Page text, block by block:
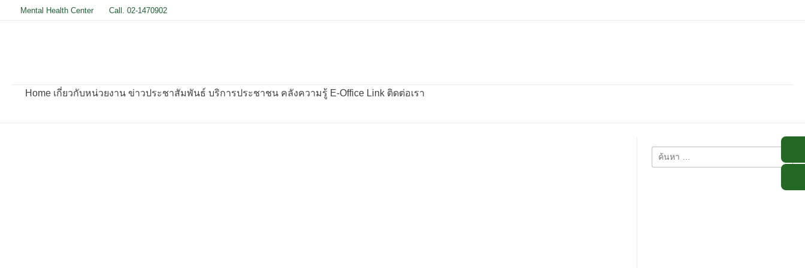
Mental Health Center Call. 02-1470902
Home เกี่ยวกับหน่วยงานข่าวประชาสัมพันธ์บริการประชาชนคลังความรู้E-OfficeLink ติดต่อเรา
ค้นหา
สำหรับ: